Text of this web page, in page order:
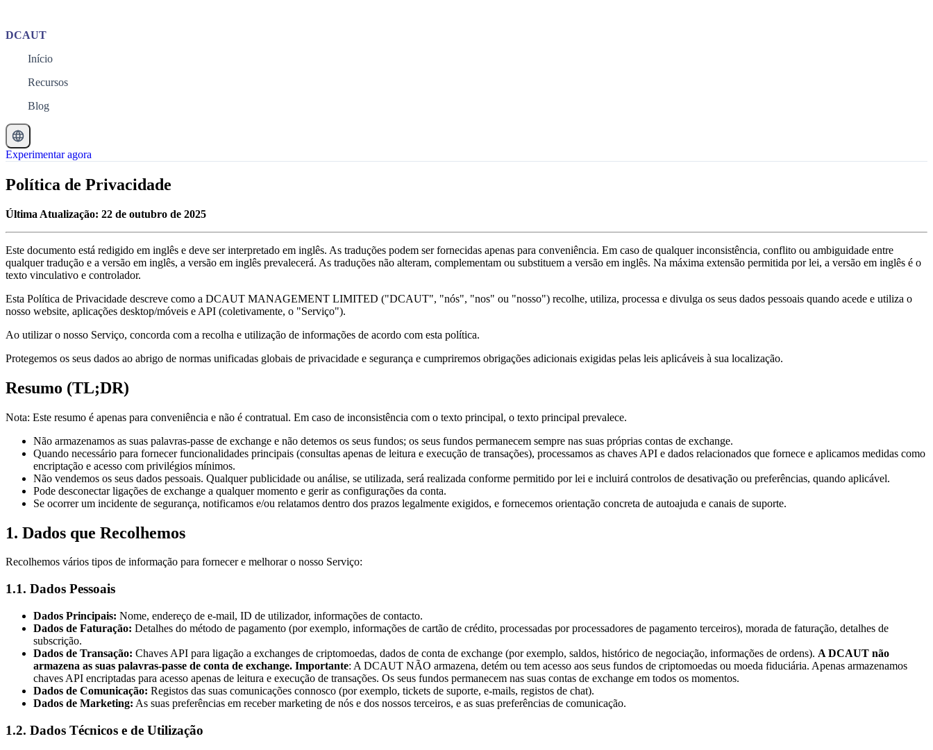
DCAUT
Início
Recursos
Blog
Experimentar agora
Política de Privacidade
Última Atualização: 22 de outubro de 2025
Este documento está redigido em inglês e deve ser interpretado em inglês. As traduções podem ser fornecidas apenas para conveniência. Em caso de qualquer inconsistência, conflito ou ambiguidade entre
qualquer tradução e a versão em inglês, a versão em inglês prevalecerá. As traduções não alteram, complementam ou substituem a versão em inglês. Na máxima extensão permitida por lei, a versão em inglês é o
texto vinculativo e controlador.
Esta Política de Privacidade descreve como a DCAUT MANAGEMENT LIMITED ("DCAUT", "nós", "nos" ou "nosso") recolhe, utiliza, processa e divulga os seus dados pessoais quando acede e utiliza o
nosso website, aplicações desktop/móveis e API (coletivamente, o "Serviço").
Ao utilizar o nosso Serviço, concorda com a recolha e utilização de informações de acordo com esta política.
Protegemos os seus dados ao abrigo de normas unificadas globais de privacidade e segurança e cumpriremos obrigações adicionais exigidas pelas leis aplicáveis à sua localização.
Resumo (TL;DR)
Nota: Este resumo é apenas para conveniência e não é contratual. Em caso de inconsistência com o texto principal, o texto principal prevalece.
Não armazenamos as suas palavras-passe de exchange e não detemos os seus fundos; os seus fundos permanecem sempre nas suas próprias contas de exchange.
Quando necessário para fornecer funcionalidades principais (consultas apenas de leitura e execução de transações), processamos as chaves API e dados relacionados que fornece e aplicamos medidas como
encriptação e acesso com privilégios mínimos.
Não vendemos os seus dados pessoais. Qualquer publicidade ou análise, se utilizada, será realizada conforme permitido por lei e incluirá controlos de desativação ou preferências, quando aplicável.
Pode desconectar ligações de exchange a qualquer momento e gerir as configurações da conta.
Se ocorrer um incidente de segurança, notificamos e/ou relatamos dentro dos prazos legalmente exigidos, e fornecemos orientação concreta de autoajuda e canais de suporte.
1. Dados que Recolhemos
Recolhemos vários tipos de informação para fornecer e melhorar o nosso Serviço:
1.1. Dados Pessoais
Dados Principais: Nome, endereço de e-mail, ID de utilizador, informações de contacto.
Dados de Faturação: Detalhes do método de pagamento (por exemplo, informações de cartão de crédito, processadas por processadores de pagamento terceiros), morada de faturação, detalhes de
subscrição.
Dados de Transação: Chaves API para ligação a exchanges de criptomoedas, dados de conta de exchange (por exemplo, saldos, histórico de negociação, informações de ordens). A DCAUT não
armazena as suas palavras-passe de conta de exchange. Importante: A DCAUT NÃO armazena, detém ou tem acesso aos seus fundos de criptomoedas ou moeda fiduciária. Apenas armazenamos
chaves API encriptadas para acesso apenas de leitura e execução de transações. Os seus fundos permanecem nas suas contas de exchange em todos os momentos.
Dados de Comunicação: Registos das suas comunicações connosco (por exemplo, tickets de suporte, e-mails, registos de chat).
Dados de Marketing: As suas preferências em receber marketing de nós e dos nossos terceiros, e as suas preferências de comunicação.
1.2. Dados Técnicos e de Utilização